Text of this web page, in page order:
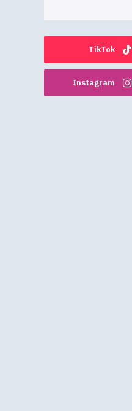
TikTok
Instagram